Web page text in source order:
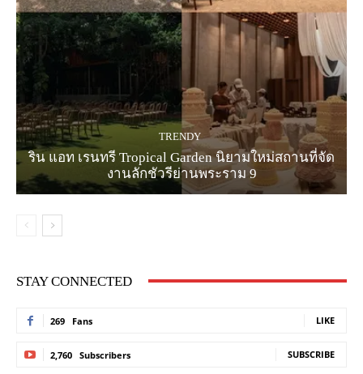
TRENDY
ริน แอท เรนทรี Tropical Garden นิยามใหม่สถานที่จัด
งานลักชัวรีย่านพระราม 9
STAY CONNECTED
269 Fans LIKE
2,760 Subscribers SUBSCRIBE